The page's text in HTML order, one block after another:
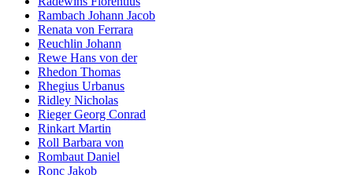
Rambach Johann Jacob
Renata von Ferrara
Reuchlin Johann
Rewe Hans von der
Rhedon Thomas
Rhegius Urbanus
Ridley Nicholas
Rieger Georg Conrad
Rinkart Martin
Roll Barbara von
Rombaut Daniel
Ronc Jakob